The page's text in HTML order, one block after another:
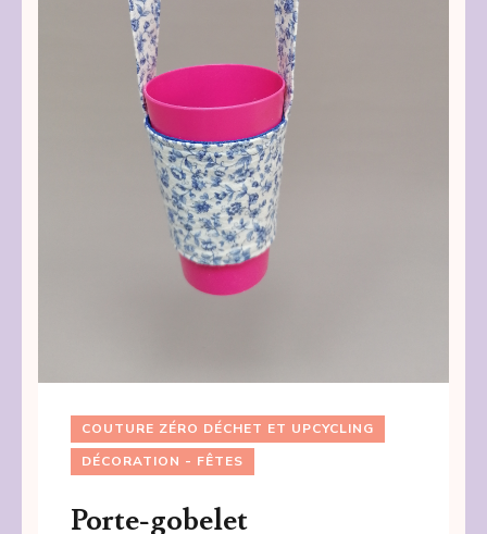
COUTURE ZÉRO DÉCHET ET UPCYCLING
DÉCORATION - FÊTES
Porte-gobelet